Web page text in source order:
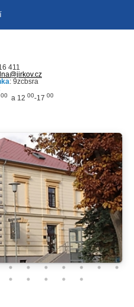
411
: 9zcbsra
00 a 12 00-17 00